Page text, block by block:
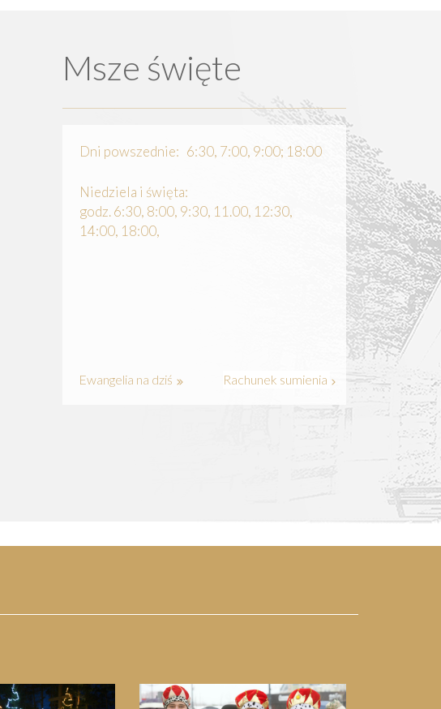
Msze święte
Dni powszednie: 6:30, 7:00, 9:00; 18:00
Niedziela i święta:
godz. 6:30, 8:00, 9:30, 11.00, 12:30,
14:00, 18:00,
Ewangelia na dziś Rachunek sumienia